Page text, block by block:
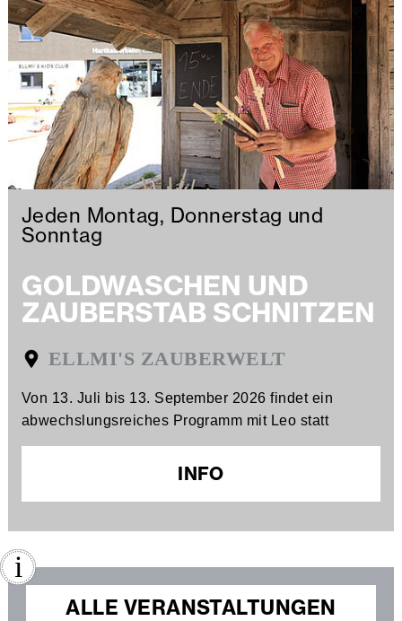
Jeden Montag, Donnerstag und
Sonntag
GOLDWASCHEN UND
ZAUBERSTAB SCHNITZEN
ELLMI'S ZAUBERWELT
Von 13. Juli bis 13. September 2026 findet ein
abwechslungsreiches Programm mit Leo statt
INFO
ALLE VERANSTALTUNGEN